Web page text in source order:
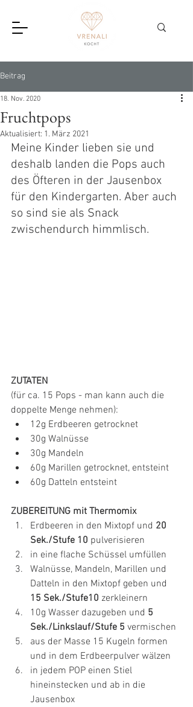
Beitrag
Fruchtpops
18. Nov. 2020
Aktualisiert: 1. März 2021
Meine Kinder lieben sie und
deshalb landen die Pops auch
des Öfteren in der Jausenbox
für den Kindergarten. Aber auch
so sind sie als Snack
zwischendurch himmlisch.
ZUTATEN
(für ca. 15 Pops - man kann auch die
doppelte Menge nehmen):
12g Erdbeeren getrocknet
30g Walnüsse
30g Mandeln
60g Marillen getrocknet, entsteint
60g Datteln entsteint
ZUBEREITUNG mit Thermomix
Erdbeeren in den Mixtopf und 20
Sek./Stufe 10 pulverisieren
in eine flache Schüssel umfüllen
Walnüsse, Mandeln, Marillen und
Datteln in den Mixtopf geben und
15 Sek./Stufe10 zerkleinern
10g Wasser dazugeben und 5
Sek./Linkslauf/Stufe 5 vermischen
aus der Masse 15 Kugeln formen
und in dem Erdbeerpulver wälzen
in jedem POP einen Stiel
hineinstecken und ab in die
Jausenbox